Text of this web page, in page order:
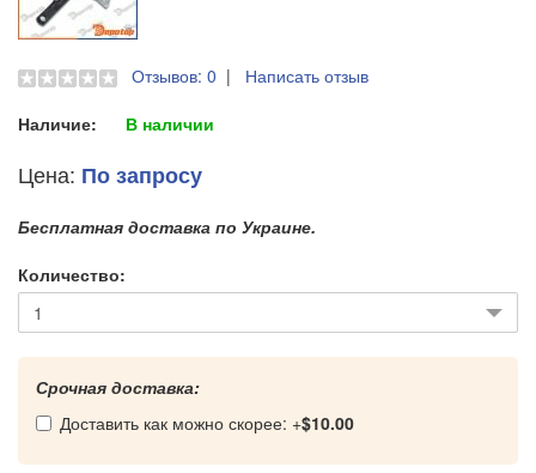
Отзывов: 0 | Написать отзыв
Наличие:
В наличии
Цена: По запросу
Бесплатная доставка по Украине.
Количество:
Срочная доставка:
Доставить как можно скорее: +$10.00